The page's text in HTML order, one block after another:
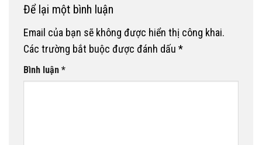
Để lại một bình luận
Email của bạn sẽ không được hiển thị công khai.
Các trường bắt buộc được đánh dấu *
Bình luận *